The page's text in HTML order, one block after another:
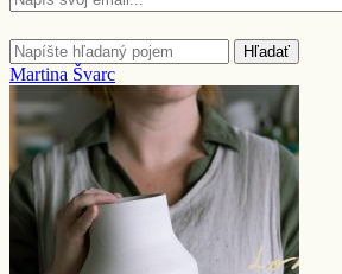
Hľadať
Martina Švarc